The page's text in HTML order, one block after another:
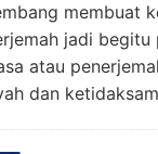
membuat
jadi begitu
atau
dan